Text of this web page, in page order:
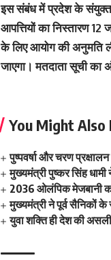
इस संबंध में प्रदेश के संयुक्त
आपत्तियों का निस्तारण
के लिए आयोग की अनुमति
जाएगा। मतदाता सूची का
You Might Also
पुष्पवर्षा और चरण
मुख्यमंत्री पुष्कर सिंह धामी
2036 ओलंपिक मेजबानी
मुख्यमंत्री ने पूर्व सैनिकों
युवा शक्ति ही देश की